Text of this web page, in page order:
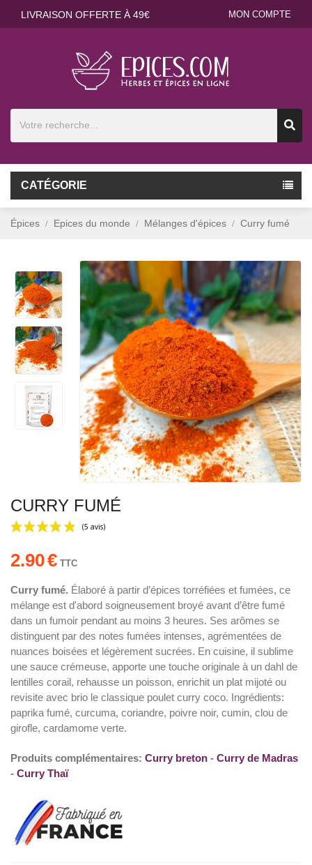
LIVRAISON OFFERTE À 49€ MON COMPTE
CATÉGORIE
Épices Epices du monde Mélanges d'épices Curry fumé
CURRY FUMÉ
(5 avis)
2.90€ TTC
Curry fumé. Élaboré à partir d’épices torréfiées et fumées, ce
mélange est d'abord soigneusement broyé avant d’être fumé
dans un fumoir pendant au moins 3 heures. Ses arômes se
distinguent par des notes fumées intenses, agrémentées de
nuances boisées et légèrement sucrées. En cuisine, il sublime
une sauce crémeuse, apporte une touche originale à un dahl de
lentilles corail, rehausse un poisson, enrichit un plat mijoté ou
revisite avec brio le classique poulet curry coco. Ingrédients:
paprika fumé, curcuma, coriandre, poivre noir, cumin, clou de
girofle, cardamome verte.
Produits complémentaires: Curry breton - Curry de Madras
- Curry Thaï